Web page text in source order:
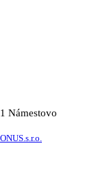
Námestovo